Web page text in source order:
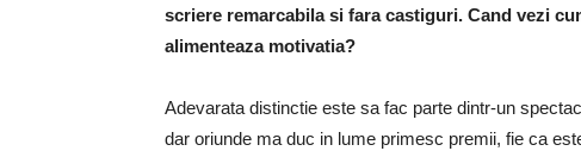
scriere remarcabilasi fara castiguri. Cand vezi
alimenteaza motivatia?
Adevarata distinctie este sa fac parte dintr-un
dar oriunde ma duc in lume primesc premii, fie ca